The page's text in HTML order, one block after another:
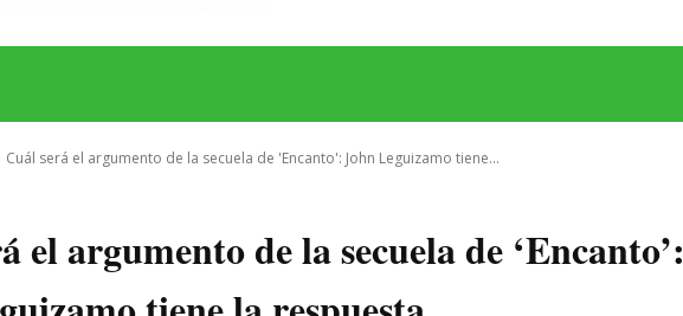
Cuál será el argumento de la secuela de 'Encanto': John Leguizamo tiene...
el argumento de la secuela de ‘Encanto’: